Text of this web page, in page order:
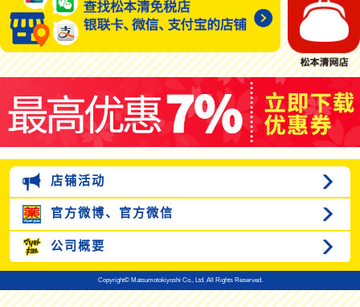
店铺活动
官方微博、 官方微信
公司概要
Copyright© Matsumotokiyoshi Co., Ltd. All Rights Reserved.